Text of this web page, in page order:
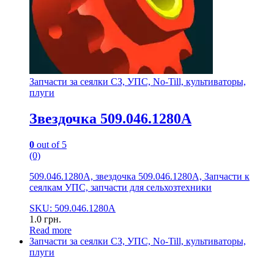
Запчасти за сеялки СЗ, УПС, No-Till, культиваторы,
плуги
Звездочка 509.046.1280А
0 out of 5
(0)
509.046.1280А, звездочка 509.046.1280А, Запчасти к
сеялкам УПС, запчасти для сельхозтехники
SKU: 509.046.1280А
1.0 грн.
Read more
Запчасти за сеялки СЗ, УПС, No-Till, культиваторы,
плуги